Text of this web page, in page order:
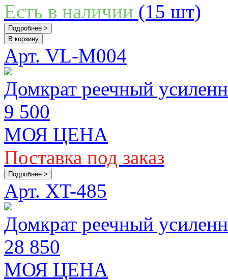
Есть в наличии (15 шт)
Подробнее >
В корзину
Арт. VL-M004
Домкрат реечный
9 500
МОЯ ЦЕНА
Поставка под заказ
Подробнее >
Арт. XT-485
Домкрат реечный
28 850
МОЯ ЦЕНА